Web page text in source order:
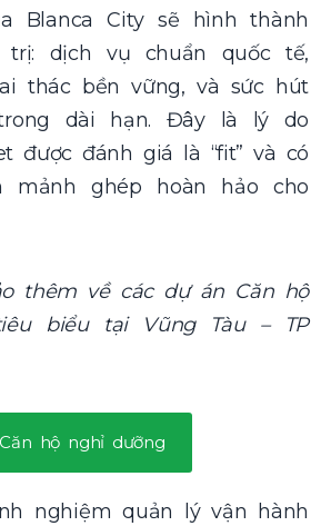
Blanca City sẽ hình thành
dịch vụ chuẩn quốc tế,
thác bền vững, và sức hút
dài hạn. Đây là lý do
được đánh giá là “fit” và có
mảnh ghép hoàn hảo cho
thêm về các dự án Căn hộ
biểu tại Vũng Tàu – TP
Căn hộ nghỉ dưỡng
nghiệm quản lý vận hành